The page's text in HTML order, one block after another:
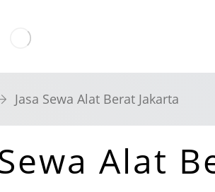
Jasa Sewa Alat Berat Jakarta
Alat